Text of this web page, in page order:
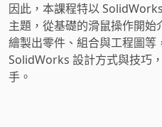
因此，本課程特以
主題，從基礎的滑鼠操作開始
繪製出零件、組合與工程圖等
SolidWorks 設計方式與技巧
手。